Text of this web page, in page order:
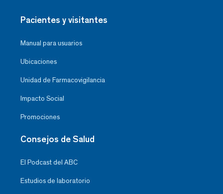
Pacientes y visitantes
Manual para usuarios
Ubicaciones
Unidad de Farmacovigilancia
Impacto Social
Promociones
Consejos de Salud
El Podcast del ABC
Estudios de laboratorio